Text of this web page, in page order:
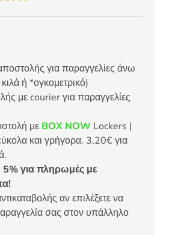
για παραγγελίες άνω
ή *ογκομετρικό)
με courier για παραγγελίες
με BOX NOW Lockers |
και γρήγορα. 3,20€ για
για πληρωμές με
αν επιλέξετε να
σας στον υπάλληλο